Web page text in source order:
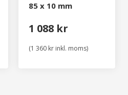
85 x 10 mm
1 088 kr
(1 360 kr inkl. moms)